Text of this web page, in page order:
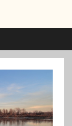
dei viaggi